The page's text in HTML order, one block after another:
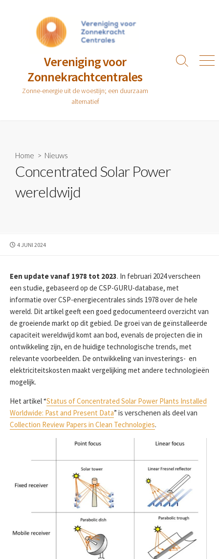
Vereniging voor
Zonnekrachtcentrales
Zonne-energie uit de woestijn; een duurzaam
alternatief
Zoeken
Home > Nieuws
Concentrated Solar Power
wereldwijd
PUBLICATIEDATUM
4 JUNI 2024
Een update vanaf 1978 tot 2023. In februari 2024 verscheen
een studie, gebaseerd op de CSP-GURU-database, met
informatie over CSP-energiecentrales sinds 1978 over de hele
wereld. Dit artikel geeft een goed gedocumenteerd overzicht van
de groeiende markt op dit gebied. De groei van de geïnstalleerde
capaciteit wereldwijd komt aan bod, evenals de projecten die in
ontwikkeling zijn, en de huidige technologische trends, met
relevante voorbeelden. De ontwikkeling van investerings- en
elektriciteitskosten maakt vergelijking met andere technologieën
mogelijk.
Het artikel “Status of Concentrated Solar Power Plants Installed
Worldwide: Past and Present Data” is verschenen als deel van
Collection Review Papers in Clean Technologies.